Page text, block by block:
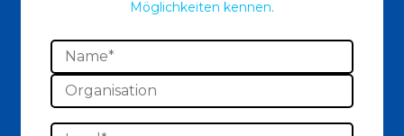
Möglichkeiten kennen.